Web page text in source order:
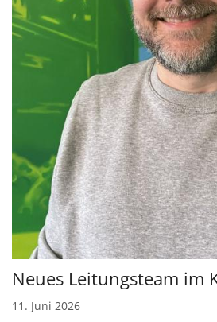
Neues Leitungsteam im
11. Juni 2026